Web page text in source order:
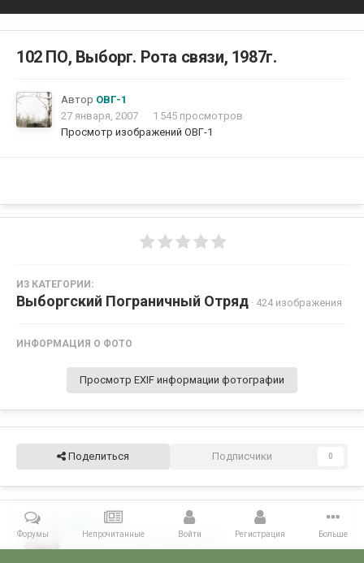
102 ПО, Выборг. Рота связи, 1987г.
Автор ОВГ-1
27 января, 2007
1 545 просмотров
Просмотр изображений ОВГ-1
ИЗ КАТЕГОРИИ:
Выборгский Пограничный Отряд · 424 изображения
ИНФОРМАЦИЯ О ФОТО
Просмотр EXIF информации фотографии
Поделиться Подписчики 0
6
Опубликовано 28 января, 2007
Форумы Непрочитанные Войти Регистрация Больше